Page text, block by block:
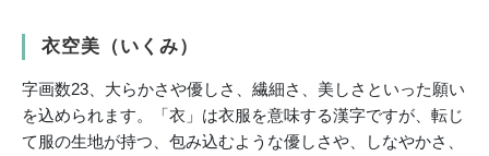
衣空美（いくみ）
字画数23、大らかさや優しさ、繊細さ、美しさといった願い
を込められます。「衣」は衣服を意味する漢字ですが、転じ
て服の生地が持つ、包み込むような優しさや、しなやかさ、